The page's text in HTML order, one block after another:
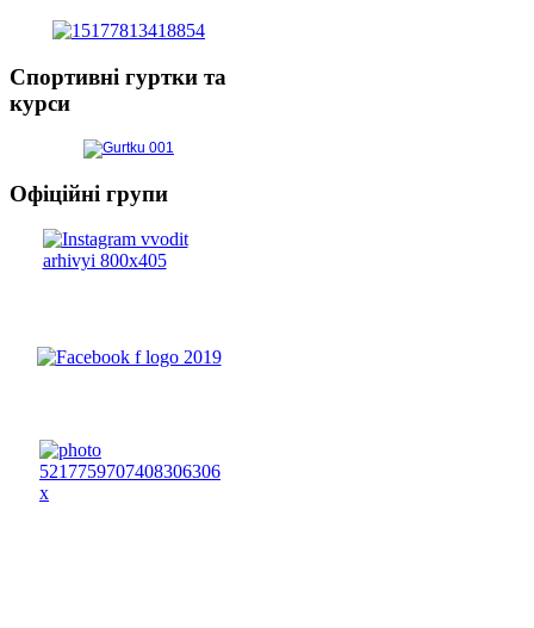
Спортивнi гуртки та
курси
Офіційні групи